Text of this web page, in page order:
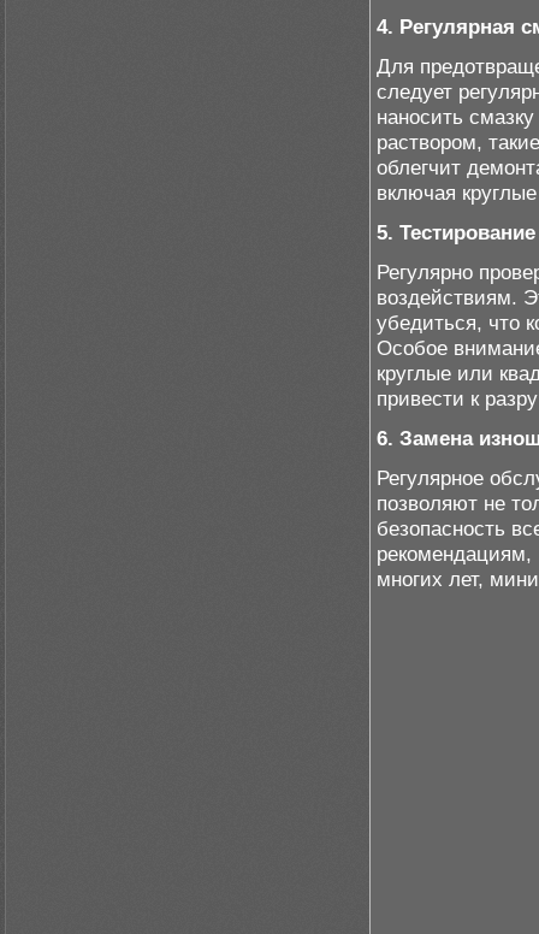
4. Регулярная
Для
следует
наносить
раствором,
облегчит
включая
5.
Регулярно
воздействиям.
убедиться, что
Особое
круглые или
привести к
6. Замена
Регулярное
позволяют не
безопасность
рекомендациям,
многих лет,